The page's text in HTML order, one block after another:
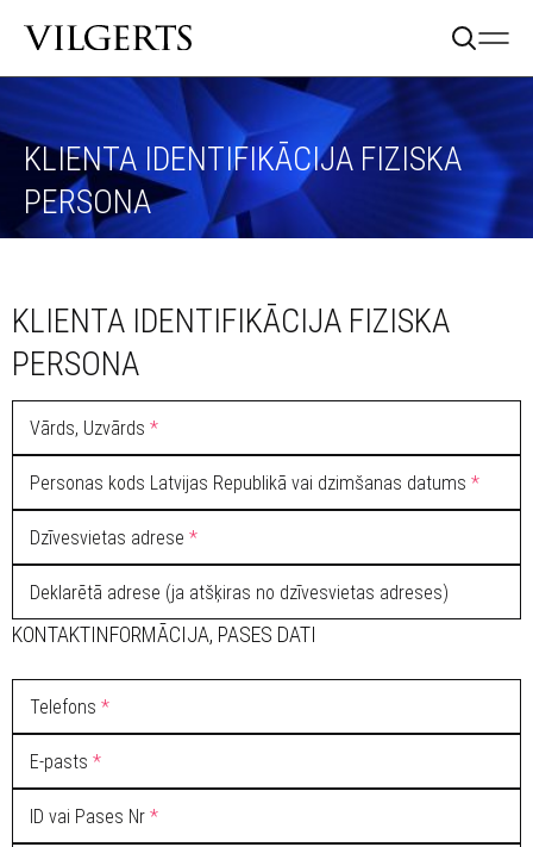
KLIENTA IDENTIFIKĀCIJA FIZISKA
PERSONA
KLIENTA IDENTIFIKĀCIJA FIZISKA
PERSONA
Vārds, Uzvārds *
Personas kods Latvijas Republikā vai dzimšanas datums *
Dzīvesvietas adrese *
Deklarētā adrese (ja atšķiras no dzīvesvietas adreses)
KONTAKTINFORMĀCIJA, PASES DATI
Telefons *
E-pasts *
ID vai Pases Nr *